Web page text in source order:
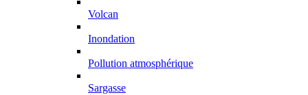
Volcan
Inondation
Pollution atmosphérique
Sargasse